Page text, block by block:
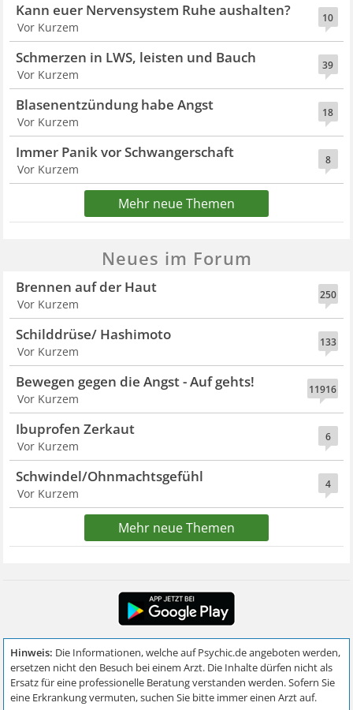
10
Kann euer Nervensystem Ruhe aushalten?
Vor Kurzem
39
Schmerzen in LWS, leisten und Bauch
Vor Kurzem
18
Blasenentzündung habe Angst
Vor Kurzem
8
Immer Panik vor Schwangerschaft
Vor Kurzem
Mehr neue Themen
Neues im Forum
250
Brennen auf der Haut
Vor Kurzem
133
Schilddrüse/ Hashimoto
Vor Kurzem
11916
Bewegen gegen die Angst - Auf gehts!
Vor Kurzem
6
Ibuprofen Zerkaut
Vor Kurzem
4
Schwindel/Ohnmachtsgefühl
Vor Kurzem
Mehr neue Themen